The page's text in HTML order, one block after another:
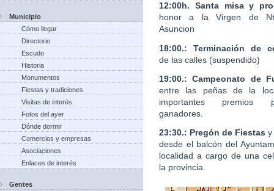
Municipio
Cómo llegar
Directorio
Escudo
Historia
Monumentos
Fiestas y tradiciones
Visitas de interés
Fotos del ayer
Dónde dormir
Comercios y empresas
Asociaciones
Enlaces de interés
Gentes
12:00h. Santa misa y
honor a la Virgen de
Asuncion
18:00.: Terminación de
de las calles (suspendido)
19:00.: Campeonato de
entre las peñas de la
importantes premios
ganadores.
23:30.: Pregón de Fiestas y
desde el balcón del
localidad a cargo de una
la provincia.